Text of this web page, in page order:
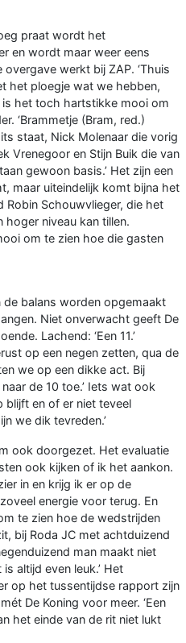
praat wordt het
en wordt maar weer eens
werkt bij ZAP. ‘Thuis
het ploegje wat we hebben,
is het toch hartstikke mooi om
‘Brammetje (Bram, red.)
staat, Nick Molenaar die vorig
Vrenegoor en Stijn Buik die van
gewoon basis.’ Het zijn een
maar uiteindelijk komt bijna het
Robin Schouwvlieger, die het
hoger niveau kan tillen.
om te zien hoe die gasten
balans worden opgemaakt
Niet onverwacht geeft De
Lachend: ‘Een 11.’
op een negen zetten, qua de
we op een dikke act. Bij
de 10 toe.’ Iets wat ook
en of er niet teveel
we dik tevreden.’
ook doorgezet. Het evaluatie
ook kijken of ik het aankon.
in en krijg ik er op de
energie voor terug. En
te zien hoe de wedstrijden
bij Roda JC met achtduizend
man maakt niet
altijd even leuk.’ Het
op het tussentijdse rapport zijn
De Koning voor meer. ‘Een
het einde van de rit niet lukt